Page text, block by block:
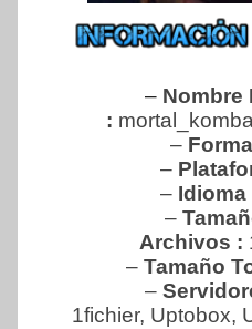
– Nombre
:
–
–
– Idioma
–
Archivos :
– Tamaño
–
1fichier, Uptobox,